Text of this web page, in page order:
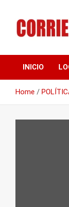
content
INICIO
Home